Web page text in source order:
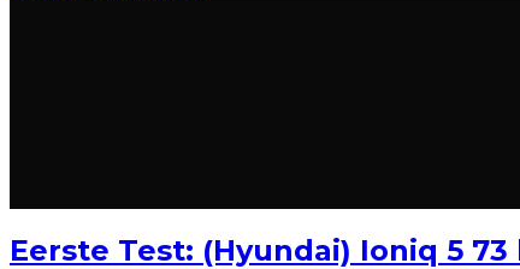
Eerste Test: (Hyundai) Ioniq 5 73